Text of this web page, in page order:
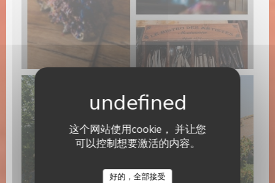
这个网站使用cookie， 并让您
可以控制想要激活的内容。
好的，全部接受
Chez Ernest